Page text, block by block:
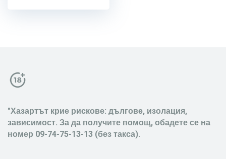
"Хазартът крие рискове: дългове, изолация,
зависимост. За да получите помощ, обадете се на
номер 09-74-75-13-13 (без такса).